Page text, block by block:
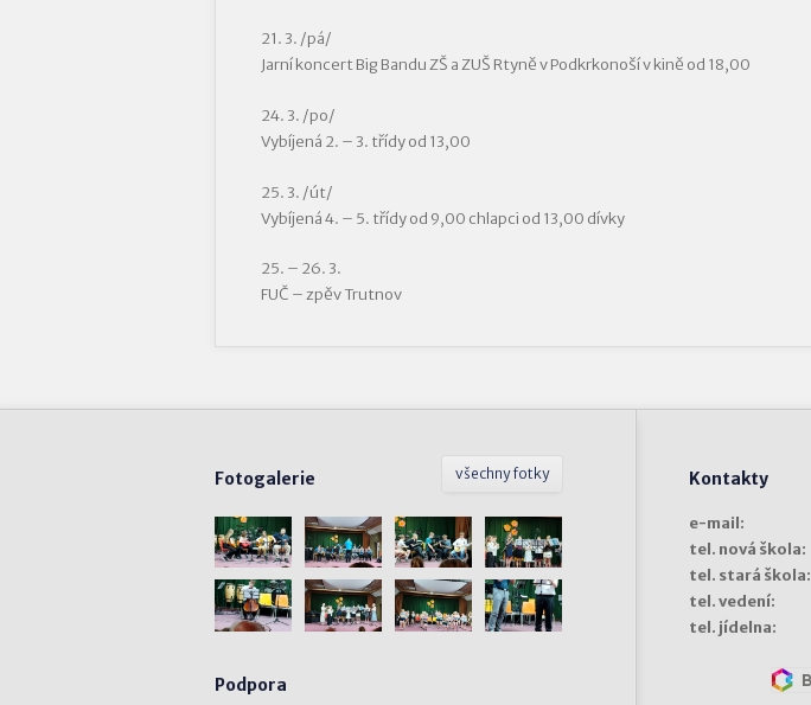
21. 3. /pá/
Jarní koncert Big Bandu ZŠ a ZUŠ Rtyně v Podkrkonoší v kině od 18,00
24. 3. /po/
Vybíjená 2. – 3. třídy od 13,00
25. 3. /út/
Vybíjená 4. – 5. třídy od 9,00 chlapci od 13,00 dívky
25. – 26. 3.
FUČ – zpěv Trutnov
všechny fotky
Fotogalerie
Podpora
Kontakty
e-mail:
tel. nová škola:
tel. stará škola:
tel. vedení:
tel. jídelna: